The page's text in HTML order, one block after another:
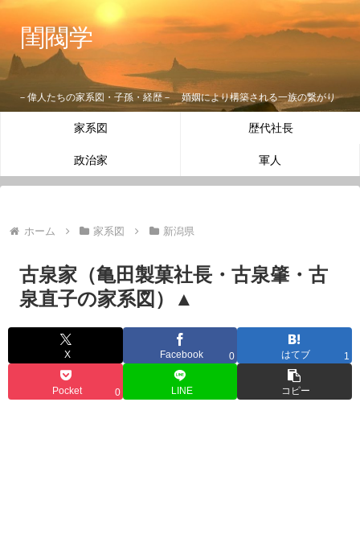
閨閥学
－偉人たちの家系図・子孫・経歴－ 婚姻により構築される一族の繋がり
家系図 歴代社長
政治家 軍人
ホーム 家系図 新潟県
古泉家（亀田製菓社長・古泉肇・古
泉直子の家系図）▲
X Facebook 0 はてブ 1
Pocket 0 LINE コピー